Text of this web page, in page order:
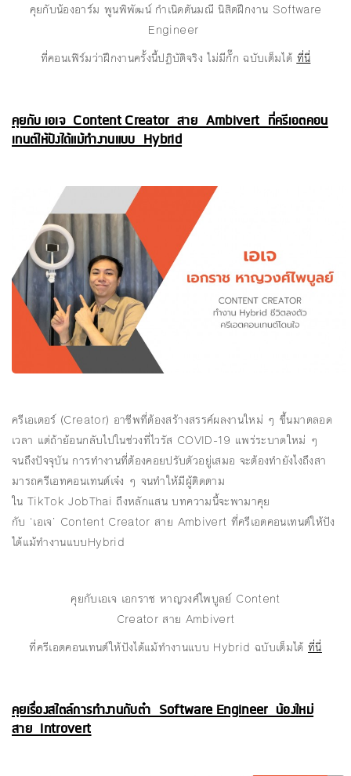
คุยกับน้องอาร์ม พูนพิพัฒน์ กำเนิดตันมณี นิสิตฝึกงาน Software
Engineer
ที่คอนเฟิร์มว่าฝึกงานครั้งนี้ปฏิบัติจริง ไม่มีกั๊ก ฉบับเต็มได้ที่นี่
คุยกับ เอเจ Content Creator สาย Ambivert ที่ครีเอตคอน
เทนต์ให้ปังได้แม้ทำงานแบบ Hybrid
ครีเอเตอร์ (Creator) อาชีพที่ต้องสร้างสรรค์ผลงานใหม่ ๆ ขึ้นมาตลอด
เวลา แต่ถ้าย้อนกลับไปในช่วงที่ไวรัส COVID-19 แพร่ระบาดใหม่ ๆ
จนถึงปัจจุบัน การทำงานที่ต้องคอยปรับตัวอยู่เสมอ จะต้องทำยังไงถึงสา
มารถครีเอทคอนเทนต์เจ๋ง ๆ จนทำให้มีผู้ติดตาม
ใน TikTok JobThai ถึงหลักแสน บทความนี้จะพามาคุย
กับ ‘เอเจ’ Content Creator สาย Ambivert ที่ครีเอตคอนเทนต์ให้ปัง
ได้แม้ทำงานแบบHybrid
คุยกับเอเจ เอกราช หาญวงศ์ไพบูลย์ Content
Creator สาย Ambivert
ที่ครีเอตคอนเทนต์ให้ปังได้แม้ทำงานแบบ Hybrid ฉบับเต็มได้ที่นี่
คุยเรื่องสไตล์การทำงานกับต๋า Software Engineer น้องใหม่
สาย Introvert